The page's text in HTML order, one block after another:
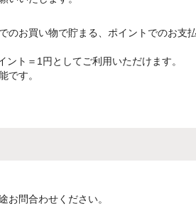
のお買い物で貯まる、ポイントでのお支
ト＝1円としてご利用いただけます。
です。
問合わせください。